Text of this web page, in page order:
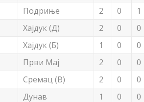
Подриње 2 0 1
Хајдук (Д)
2 0 0
Хајдук (Б)
1 0 0
Први Мај
2 0 0
Сремац (В)
2 0 0
Дунав
1 0 0